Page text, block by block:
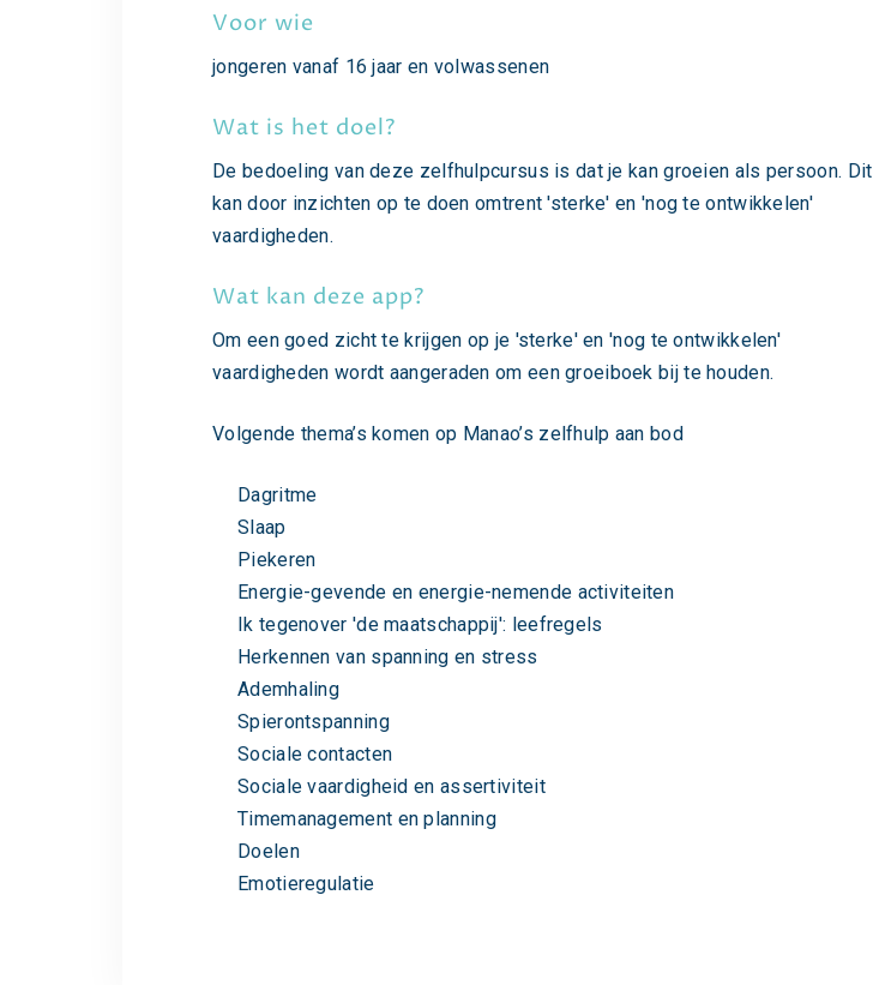
Voor wie
jongeren vanaf 16 jaar en volwassenen
Wat is het doel?
De bedoeling van deze zelfhulpcursus is dat je kan groeien als persoon. Dit
kan door inzichten op te doen omtrent 'sterke' en 'nog te ontwikkelen'
vaardigheden.
Wat kan deze app?
Om een goed zicht te krijgen op je 'sterke' en 'nog te ontwikkelen'
vaardigheden wordt aangeraden om een groeiboek bij te houden.
Volgende thema’s komen op Manao’s zelfhulp aan bod
Dagritme
Slaap
Piekeren
Energie-gevende en energie-nemende activiteiten
Ik tegenover 'de maatschappij': leefregels
Herkennen van spanning en stress
Ademhaling
Spierontspanning
Sociale contacten
Sociale vaardigheid en assertiviteit
Timemanagement en planning
Doelen
Emotieregulatie